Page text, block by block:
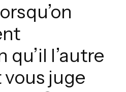
qu’il l’autre
juge